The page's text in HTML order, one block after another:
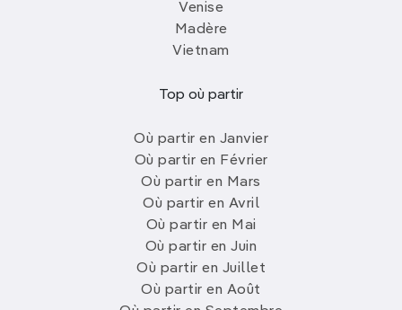
Venise
Madère
Vietnam
Top où partir
Où partir en Janvier
Où partir en Février
Où partir en Mars
Où partir en Avril
Où partir en Mai
Où partir en Juin
Où partir en Juillet
Où partir en Août